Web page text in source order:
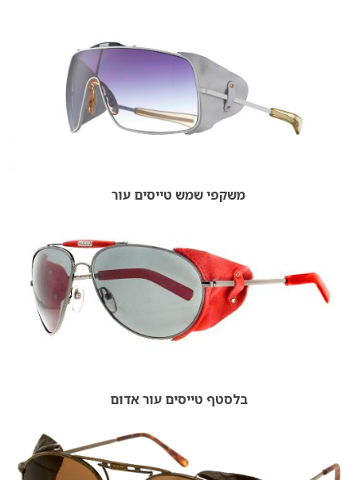
משקפי שמש טייסים עור
בלסטף טייסים עור אדום